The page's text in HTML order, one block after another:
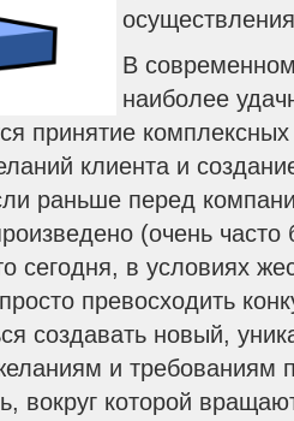
В
наиболее
принятие
клиента и
раньше перед
(очень часто
сегодня, в условиях
превосходить
создавать новый,
и требованиям
вокруг которой